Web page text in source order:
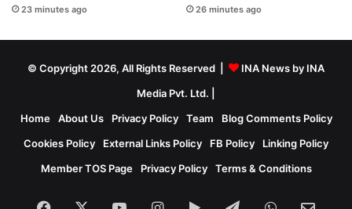
23 minutes ago 26 minutes ago
© Copyright 2026, All Rights Reserved |
INA News by INA
Media Pvt. Ltd.
Home
About Us Privacy Policy Team
Blog Comments Policy
Cookies Policy
External Links Policy FB Policy
Linking Policy
Member TOS Page
Privacy Policy Terms & Conditions